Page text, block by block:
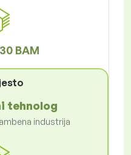
BAM
tehnolog
industrija